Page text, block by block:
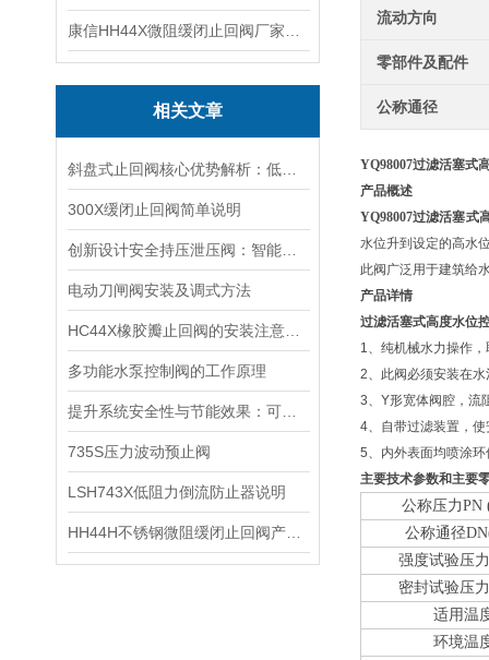
相关文章
300X缓闭止回阀简单说明
电动刀闸阀安装及调式方法
多功能水泵控制阀的工作原理
735S压力波动预止阀
LSH743X低阻力倒流防止器说明
流动方向
零部件及配件
公称通径
YQ98007过滤活塞式
产品概述
YQ98007过滤活塞式
水位升到设定的高水
此阀广泛用于建筑给
产品详情
过滤活塞式高度水位
1、纯机械水力操作
2、此阀必须安装在
3、 Y形宽体阀腔，流
4、自带过滤装置，
5、内外表面均喷涂
主要技术参数和主要
公称压力PN
公称通径
强度试验压力
密封试验压力
适用温
环境温